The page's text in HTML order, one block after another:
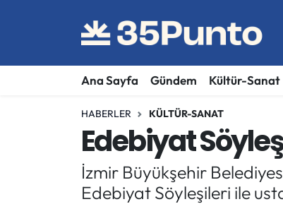
Ana Sayfa Gündem Kültür-Sanat
HABERLER KÜLTÜR-SANAT
Edebiyat
İzmir Büyükşehir
Edebiyat Söyleşileri ile